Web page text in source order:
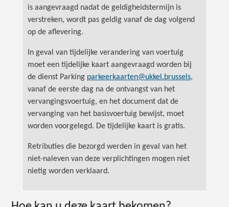
is aangevraagd nadat de geldigheidstermijn is
verstreken, wordt pas geldig vanaf de dag volgend
op de aflevering.
In geval van tijdelijke verandering van voertuig
moet een tijdelijke kaart aangevraagd worden bij
de dienst Parking parkeerkaarten@ukkel.brussels,
vanaf de eerste dag na de ontvangst van het
vervangingsvoertuig, en het document dat de
vervanging van het basisvoertuig bewijst, moet
worden voorgelegd. De tijdelijke kaart is gratis.
Retributies die bezorgd werden in geval van het
niet-naleven van deze verplichtingen mogen niet
nietig worden verklaard.